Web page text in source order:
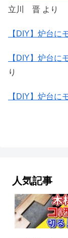
立川 晋 より
【DIY】炉台に
【DIY】炉台に
り
【DIY】炉台に
人気記事